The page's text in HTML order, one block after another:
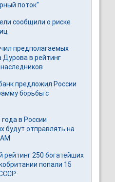
поток"
сообщили о риске
предполагаемых
Дурова в рейтинг
предложил России
борьбы с
в России
будут отправлять на
рейтинг 250 богатейших
попали 15